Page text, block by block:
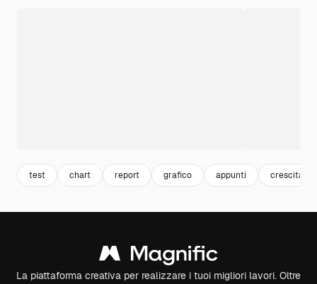
test chart report grafico appunti crescita
La piattaforma creativa per realizzare i tuoi migliori lavori. Oltre